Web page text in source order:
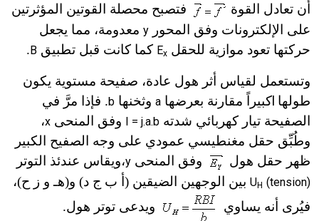
أن تعادل القوة
فتصبح محصلة القوتين المؤثرتين
على الإلكترونات وفق المحور y معدومة، مما يجعل
حركتها تعود موازية للحقل
Ex كما كانت قبل تطبيق B
.
وتستعمل لقياس أثر هول عادة، صفيحة مستوية يكون
طولها كبير مقارنة بعرضها a وثخنها b. فإذا مرَّ في
الصفيحة تيار كهربائي شدته I = j.a.b وفق المنحى x،
وطُبِّق حقل مغنطيسي عمودي على وجه الصفيح الكبير
ظهر حقل هول
وفق المنحى y،ويقاس عندئذ التوتر
(tension)
UH بين الوجهين الضيقين (أ ب ج د) و(هـ و ز ح)،
فيُرى أنه يساوي ويدعى توتر هول.